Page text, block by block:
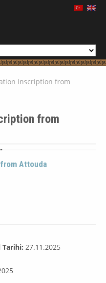
Inscription from
from
Attouda
Tarihi: 27.11.2025